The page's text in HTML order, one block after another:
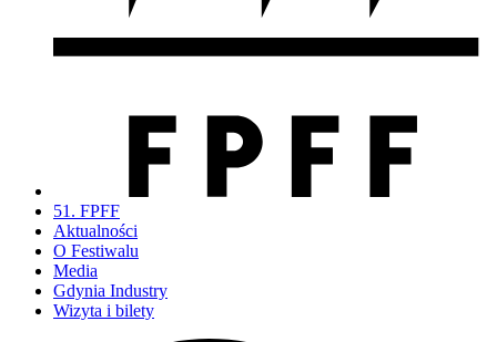
51. FPFF
Aktualności
O Festiwalu
Media
Gdynia Industry
Wizyta i bilety